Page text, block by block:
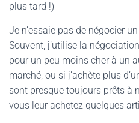
plus tard !)
Je n’essaie pas de négocier
Souvent, j’utilise la
pour un peu moins cher à un
marché, ou si j’achète plus
sont presque toujours prêts à
vous leur achetez quelques